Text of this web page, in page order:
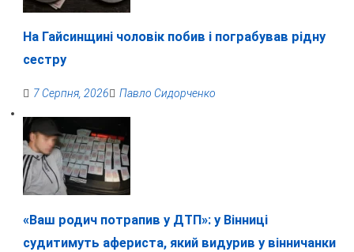
На Гайсинщині чоловік побив і пограбував рідну
сестру
7 Серпня, 2026 Павло Сидорченко
«Ваш родич потрапив у ДТП»: у Вінниці
судитимуть афериста, який видурив у вінничанки